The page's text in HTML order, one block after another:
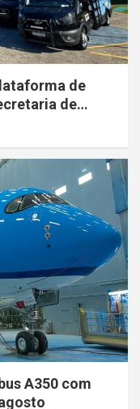
de
de
A350 com